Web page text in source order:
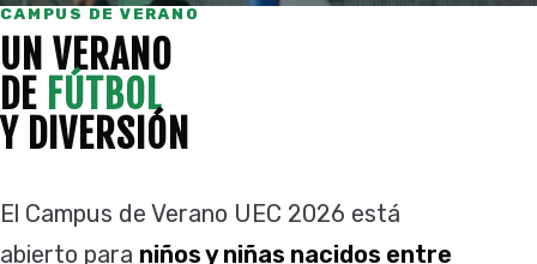
CAMPUS DE VERANO
UN VERANO
DE FÚTBOL
Y DIVERSIÓN
El Campus de Verano UEC 2026 está
abierto para niños y niñas nacidos entre